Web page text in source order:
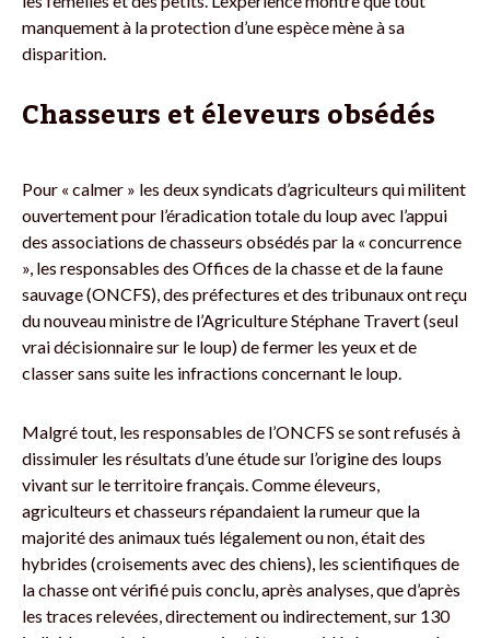
manquement à la protection d’une espèce mène à sa
disparition.
Chasseurs et éleveurs obsédés
Pour « calmer » les deux syndicats d’agriculteurs qui militent
ouvertement pour l’éradication totale du loup avec l’appui
des associations de chasseurs obsédés par la « concurrence
», les responsables des Offices de la chasse et de la faune
sauvage (ONCFS), des préfectures et des tribunaux ont reçu
du nouveau ministre de l’Agriculture Stéphane Travert (seul
vrai décisionnaire sur le loup) de fermer les yeux et de
classer sans suite les infractions concernant le loup.
Malgré tout, les responsables de l’ONCFS se sont refusés à
dissimuler les résultats d’une étude sur l’origine des loups
vivant sur le territoire français. Comme éleveurs,
agriculteurs et chasseurs répandaient la rumeur que la
majorité des animaux tués légalement ou non, était des
hybrides (croisements avec des chiens), les scientifiques de
la chasse ont vérifié puis conclu, après analyses, que d’après
les traces relevées, directement ou indirectement, sur 130